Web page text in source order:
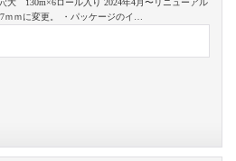
大 130m×6ロール入り 2024年4月〜リニューアル
ｍｍに変更。 ・パッケージのイ…